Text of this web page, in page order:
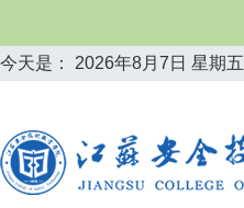
今天是： 2026年8月7日 星期五